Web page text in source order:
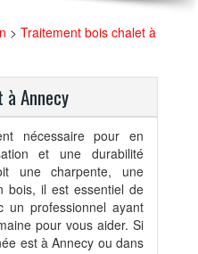
> Traitement bois chalet à
Annecy
nécessaire pour en
et une durabilité
une charpente, une
bois, il est essentiel de
un professionnel ayant
pour vous aider. Si
est à Annecy ou dans